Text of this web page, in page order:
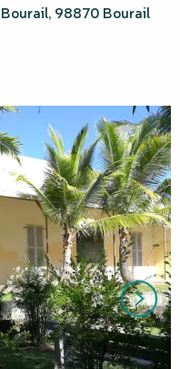
Bourail, 98870 Bourail